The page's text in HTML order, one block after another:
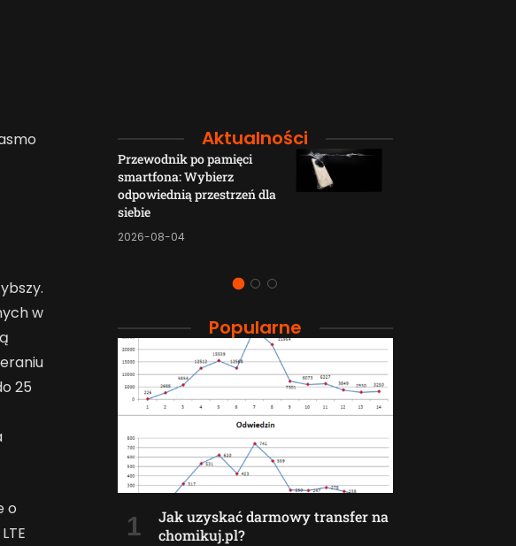
w
25
o
Aktualności
Przewodnik po pamięci
smartfona: Wybierz
odpowiednią przestrzeń dla
siebie
2026-08-04
Popularne
Jak uzyskać darmowy transfer na
chomikuj.pl?